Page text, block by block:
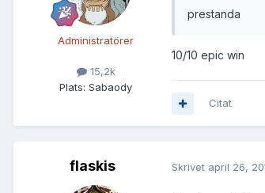
Administratörer
15,2k
Plats: Sabaody
prestanda
10/10 epic win
Citat
flaskis Skrivet april 26,